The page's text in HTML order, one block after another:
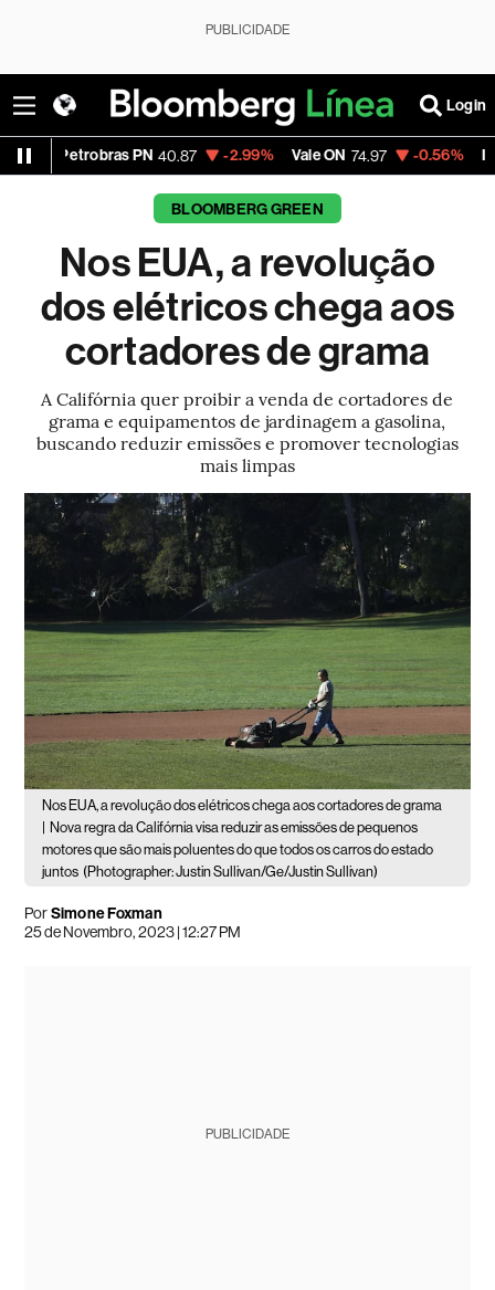
PUBLICIDADE
Login
40.87 -2.99% Vale ON 74.97 -0.56% Itaú PN 40.75
BLOOMBERG GREEN
Nos EUA, a revolução
dos elétricos chega aos
cortadores de grama
A Califórnia quer proibir a venda de cortadores de
grama e equipamentos de jardinagem a gasolina,
buscando reduzir emissões e promover tecnologias
mais limpas
Nos EUA, a revolução dos elétricos chega aos cortadores de grama
Nova regra da Califórnia visa reduzir as emissões de pequenos
motores que são mais poluentes do que todos os carros do estado
juntos (Photographer: Justin Sullivan/Ge/Justin Sullivan)
PorSimone Foxman
25 de Novembro, 2023 | 12:27 PM
PUBLICIDADE